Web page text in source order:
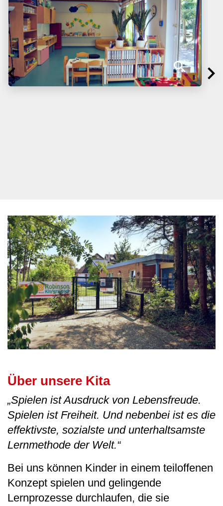
Über unsere Kita
„Spielen ist Ausdruck von Lebensfreude.
Spielen ist Freiheit. Und nebenbei ist es die
effektivste, sozialste und unterhaltsamste
Lernmethode der Welt.“
Bei uns können Kinder in einem teiloffenen
Konzept spielen und gelingende
Lernprozesse durchlaufen, die sie